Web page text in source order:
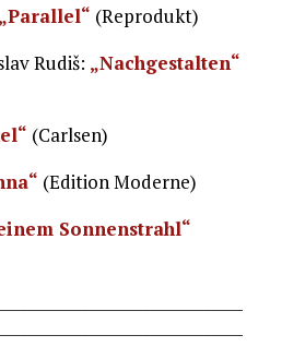
„Parallel“ (Reprodukt)
Rudiš: „Nachgestalten“
(Carlsen)
(Edition Moderne)
Sonnenstrahl“